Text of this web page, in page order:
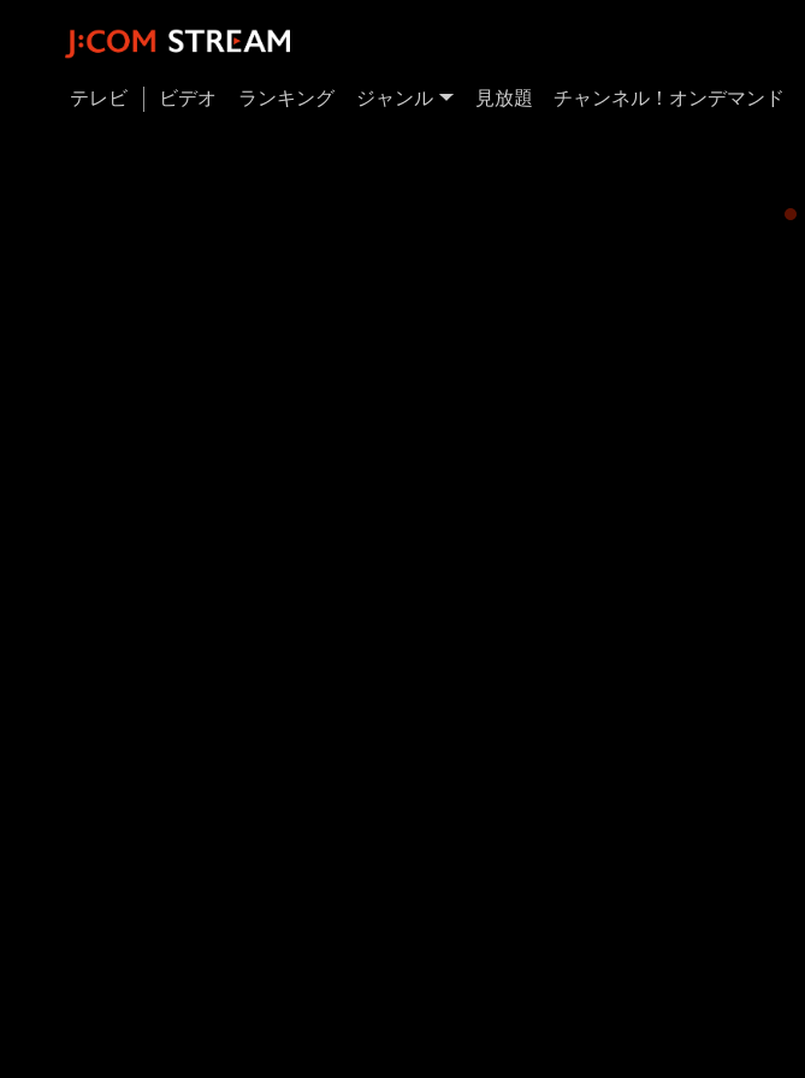
テレビ ビデオ ランキング ジャンル 見放題 チャンネル！オンデマンド